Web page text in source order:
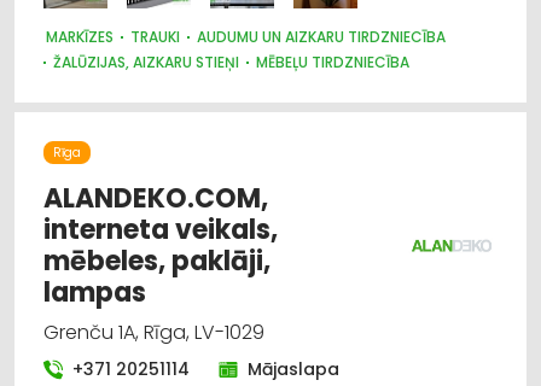
MARKĪZES TRAUKI
AUDUMU UN AIZKARU TIRDZNIECĪBA
ŽALŪZIJAS, AIZKARU STIEŅI
MĒBEĻU TIRDZNIECĪBA
APGAISMES TEHNIKAS TIRDZNIECĪBA
SUVENĪRI, DĀVANAS
Rīga
ALANDEKO.COM,
interneta veikals,
mēbeles, paklāji,
lampas
Grenču 1A, Rīga, LV-1029
+371 20251114 Mājaslapa